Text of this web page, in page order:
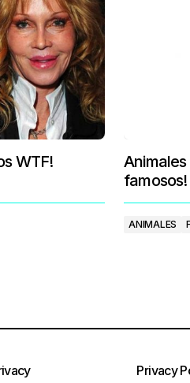
WTF!
famosos!
ANIMALES
Privacy